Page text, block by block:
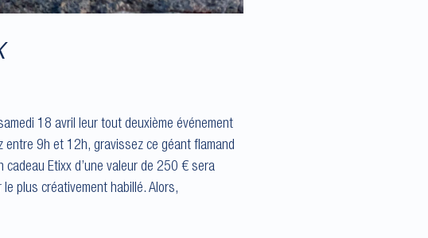
18 avril leur tout deuxième événement
entre 9h et 12h, gravissez ce géant flamand
cadeau Etixx d’une valeur de 250 € sera
plus créativement habillé. Alors,